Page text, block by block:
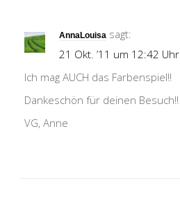
AnnaLouisa sagt:
21 Okt. ’11 um 12:42 Uhr
Ich mag AUCH das Farbenspiel!!
Dankeschön für deinen Besuch!!
VG, Anne